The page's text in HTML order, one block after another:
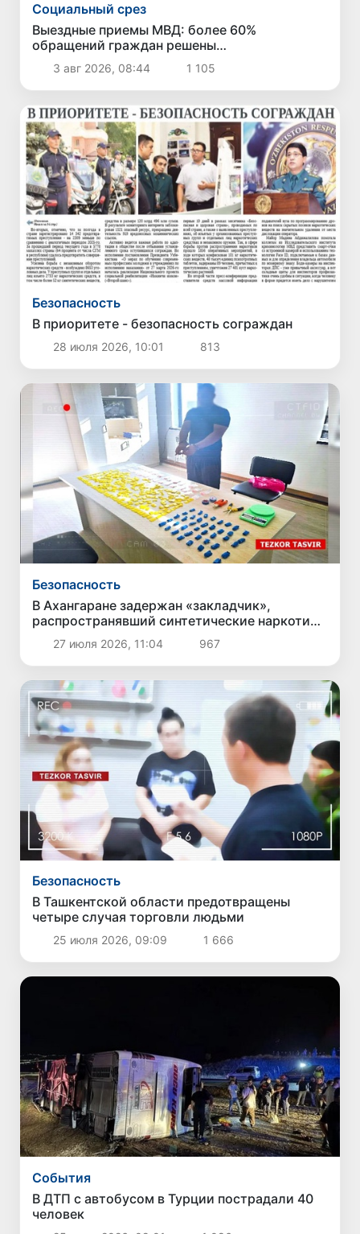
Социальный срез
Выездные приемы МВД: более 60%
обращений граждан решены
непосредственно в ходе приема
3 авг 2026, 08:44 1 105
Безопасность
В приоритете - безопасность сограждан
28 июля 2026, 10:01 813
Безопасность
В Ахангаране задержан «закладчик»,
распространявший синтетические наркотики
через 300 тайников
27 июля 2026, 11:04 967
Безопасность
В Ташкентской области предотвращены
четыре случая торговли людьми
25 июля 2026, 09:09 1 666
Cобытия
В ДТП с автобусом в Турции пострадали 40
человек